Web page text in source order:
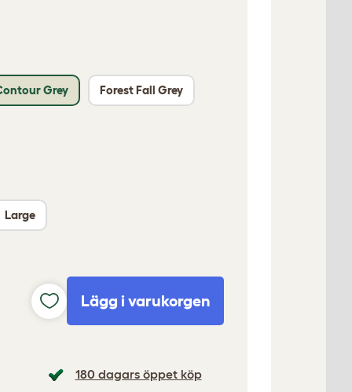
Grey Forest Fall Grey
Large
Lägg i varukorgen
180 dagars öppet köp